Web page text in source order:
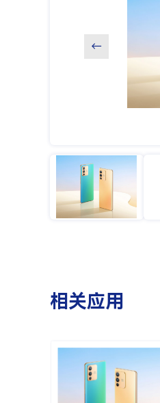
←
相关应用